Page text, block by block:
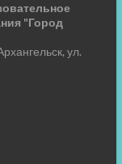
"Город
ул.